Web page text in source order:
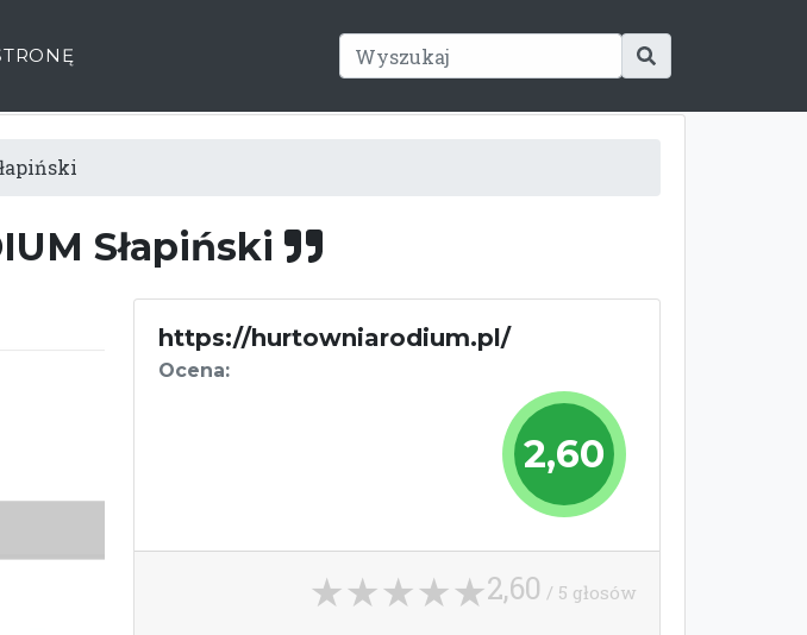
Słapiński
https://hurtowniarodium.pl/
Ocena:
2,60
2,60 / 5 głosów